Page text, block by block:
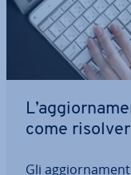
come
Gli